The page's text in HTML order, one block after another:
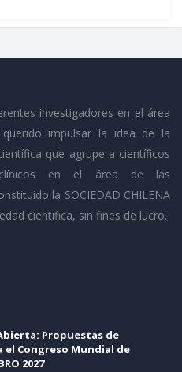
investigadores en el área
impulsar la idea de la
que agrupe a científicos
clínicos en el área de las
la SOCIEDAD CHILENA
científica, sin fines de lucro.
Propuestas de
el Congreso Mundial de
2027